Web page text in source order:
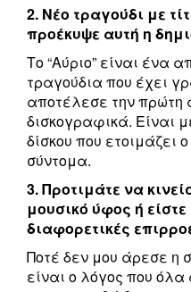
2. Νέο τραγούδι με
προέκυψε αυτή η
Το “Αύριο” είναι ένα
τραγούδια που έχει
αποτέλεσε την
δισκογραφικά. Είναι
δίσκου που ετοιμάζει
σύντομα.
3. Προτιμάτε να
μουσικό ύφος ή
διαφορετικές
Ποτέ δεν μου άρεσε η
είναι ο λόγος που